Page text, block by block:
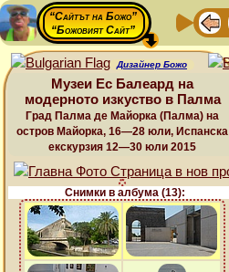
“Сайтът на Божо”
“Божовият Сайт”
Дизайнер Божо
Музеи Ес Балеард на
модерното изкуство в Палма
Град Палма де Майорка (Палма) на
остров Майорка, 16—28 юли, Испанска
екскурзия 12—30 юли 2015
Снимки в албума (13):